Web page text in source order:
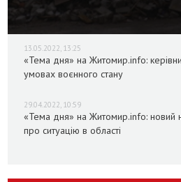
13.05.2022, 13:25
«Тема дня» на Житомир.info:
умовах воєнного стану
29.04.2022, 10:59
«Тема дня» на Житомир.info: новий
про ситуацію в області